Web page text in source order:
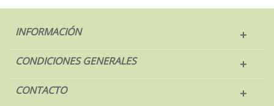
INFORMACIÓN
CONDICIONES GENERALES
CONTACTO